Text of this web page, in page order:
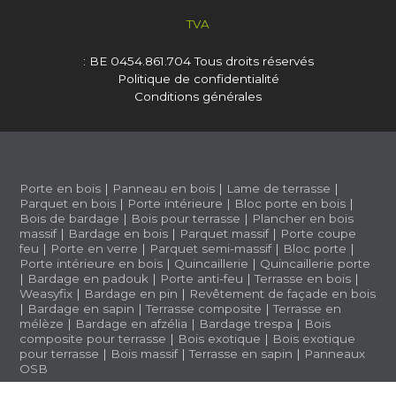
TVA
: BE 0454.861.704Tous droits réservés
Politique de confidentialité
Conditions générales
Porte en bois | Panneau en bois | Lame de terrasse |
Parquet en bois | Porte intérieure | Bloc porte en bois |
Bois de bardage | Bois pour terrasse | Plancher en bois
massif| Bardage en bois | Parquet massif| Porte coupe
feu | Porte en verre | Parquet semi-massif| Bloc porte |
Porte intérieure en bois | Quincaillerie | Quincaillerie porte
| Bardage en padouk | Porte anti-feu |Terrasse en bois |
Weasyfix | Bardage en pin | Revêtement de façade en bois
| Bardage en sapin |Terrasse composite |Terrasse en
mélèze | Bardage en afzélia | Bardage trespa | Bois
composite pour terrasse | Bois exotique | Bois exotique
pour terrasse | Bois massif|Terrasse en sapin | Panneaux
OSB